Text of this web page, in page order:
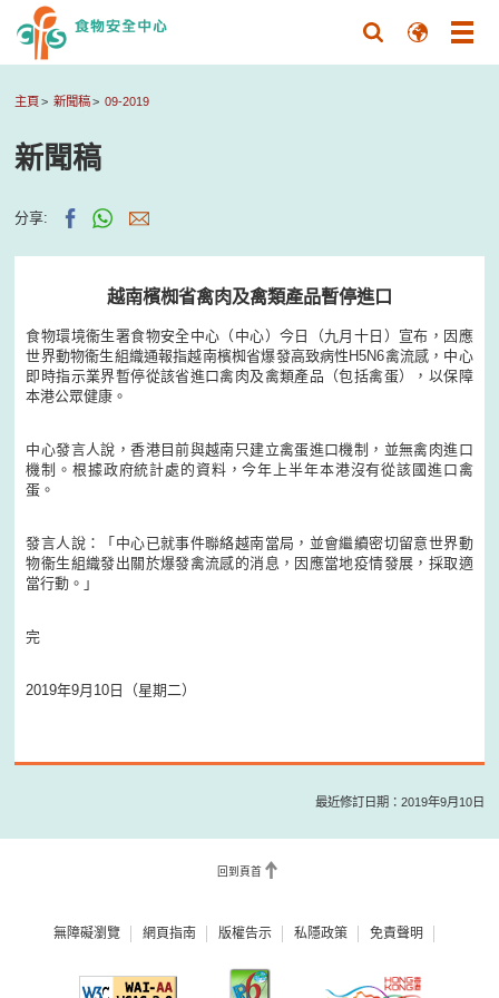
主頁 新聞稿 09-2019
新聞稿
分享:
越南檳椥省禽肉及禽類產品暫停進口
食物環境衞生署食物安全中心（中心）今日（九月十日）宣布，因應
世界動物衞生組織通報指越南檳椥省爆發高致病性H5N6禽流感，中心
即時指示業界暫停從該省進口禽肉及禽類產品（包括禽蛋），以保障
本港公眾健康。
中心發言人說，香港目前與越南只建立禽蛋進口機制，並無禽肉進口
機制。根據政府統計處的資料，今年上半年本港沒有從該國進口禽
蛋。
發言人說：「中心已就事件聯絡越南當局，並會繼續密切留意世界動
物衞生組織發出關於爆發禽流感的消息，因應當地疫情發展，採取適
當行動。」
完
2019年9月10日（星期二）
最近修訂日期：2019年9月10日
回到頁首
無障礙瀏覽 網頁指南 版權告示 私隱政策 免責聲明